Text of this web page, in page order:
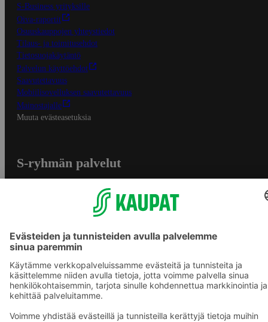
S-Business yrityksille
Oiva-raportit
Osuuskauppojen yhteystiedot
Tilaus- ja toimitusehdot
Tietosuojakäytäntö
Palvelun käyttöehdot
Saavutettavuus
Mobiilisovelluksen saavutettavuus
Mainostajalle
Muuta evästeasetuksia
S-ryhmän palvelut
S-ostoslista -sovellus
Prisma.fi
Sokos.fi
S-Pankki
Yhteishyvä
Sokos Hotels
Raflaamo